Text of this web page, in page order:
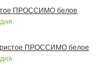
ПРОССИМО белое
дня
ПРОССИМО белое
дня